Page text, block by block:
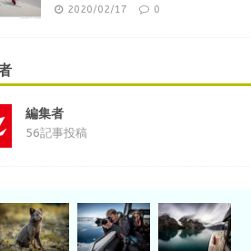
2020/02/17 0
編集者
56記事投稿